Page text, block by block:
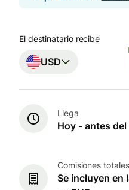
El destinatario recibe
USD
Llega
Hoy - antes del
Comisiones totales
Se incluyen en